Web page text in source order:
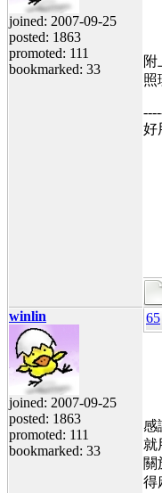
joined: 2007-09-25
posted: 1863
promoted: 111
bookmarked: 33
附
照
好
winlin
joined: 2007-09-25
posted: 1863
promoted: 111
bookmarked: 33
65
感
就
關
得